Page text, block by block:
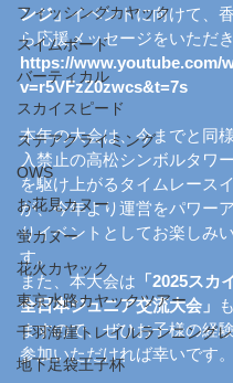
フィッシングカヤック
スイムボード
バーティカル
スカイスピード
ステアクライミング
OWS
お花見カヌー
蛍カヌー
花火カヤック
東京水路カヤックツアー
千羽海崖トレイルランニング
地下足袋王子杯
ンジ」イベントに向けて、
ら応援メッセージをいただき
https://www.youtube.com/
v=r5VFzZ0zwcs&t=7s
本年の大会は、今までと同
入禁止の高松シンボルタワ
を駆け上がるタイムレース
が、今年より運営をパワー
りイベントとしてお楽しみ
す。
また、本大会は 「2025スカ
全日本ジュニア交流大会」
も
ますので、ぜひお子様の経
参加いただければ幸いです。